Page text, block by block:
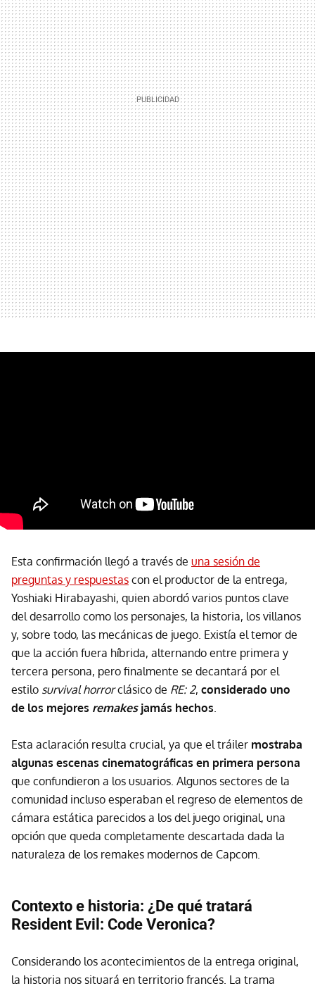
Esta confirmación llegó a través de una sesión de
preguntas y respuestas con el productor de la entrega,
Yoshiaki Hirabayashi, quien abordó varios puntos clave
del desarrollo como los personajes, la historia, los villanos
y, sobre todo, las mecánicas de juego. Existía el temor de
que la acción fuera híbrida, alternando entre primera y
tercera persona, pero finalmente se decantará por el
estilo survival horrorclásico de RE: 2, considerado uno
de los mejores remakesjamás hechos.
Esta aclaración resulta crucial, ya que el tráiler mostraba
algunas escenas cinematográficas en primera persona
que confundieron a los usuarios. Algunos sectores de la
comunidad incluso esperaban el regreso de elementos de
cámara estática parecidos a los del juego original, una
opción que queda completamente descartada dada la
naturaleza de los remakes modernos de Capcom.
Contexto e historia: ¿De qué tratará
Resident Evil: Code Veronica?
Considerando los acontecimientos de la entrega original,
la historia nos situará en territorio francés. La trama